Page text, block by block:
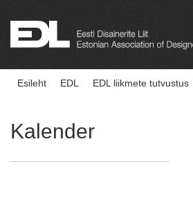
Esileht EDL EDL liikmete tutvustus
Kalender